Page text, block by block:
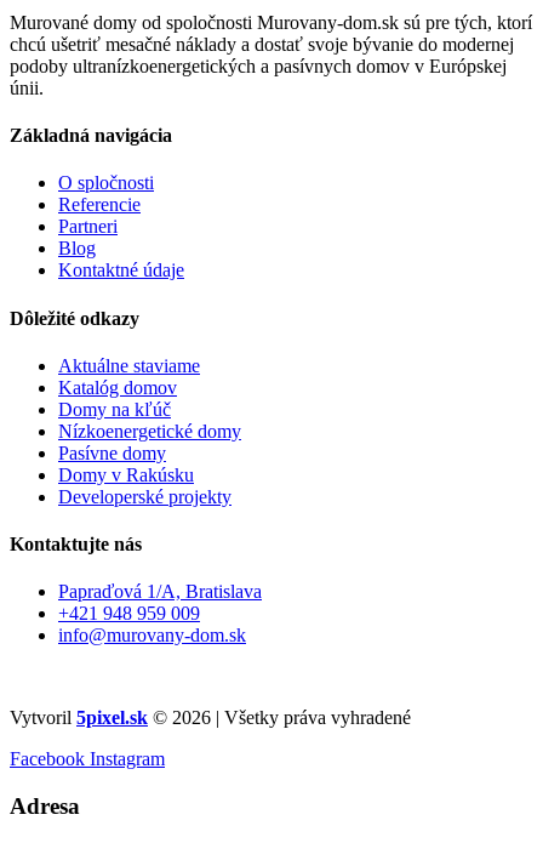
Murované domy od spoločnosti Murovany-dom.sk sú pre tých, ktorí
chcú ušetriť mesačné náklady a dostať svoje bývanie do modernej
podoby ultranízkoenergetických a pasívnych domov v Európskej
únii.
Základná navigácia
O spločnosti
Referencie
Partneri
Blog
Kontaktné údaje
Dôležité odkazy
Aktuálne staviame
Katalóg domov
Domy na kľúč
Nízkoenergetické domy
Pasívne domy
Domy v Rakúsku
Developerské projekty
Kontaktujte nás
Papraďová 1/A, Bratislava
+421 948 959 009
info@murovany-dom.sk
Vytvoril 5pixel.sk © 2026 | Všetky práva vyhradené
Facebook Instagram
Adresa